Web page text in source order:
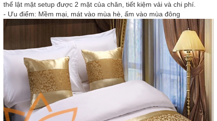
thể lật mặt setup được 2 mặt của chăn, tiết kiệm vải và chi phí.
- Ưu điểm: Mềm mại, mát vào mùa hè, ấm vào mùa đông